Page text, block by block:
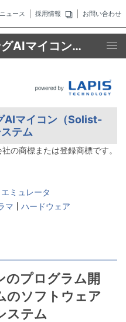
ニュース 採用情報 お問い合わせ
エッジコンピューティングAIマイコン（Solist-AI™マイコン）開発支援システム
AIマイコン（Solist-
テム
の商標または登録商標です。
エミュレータ
マ ハードウェア
プログラム開
のソフトウェア
ステム